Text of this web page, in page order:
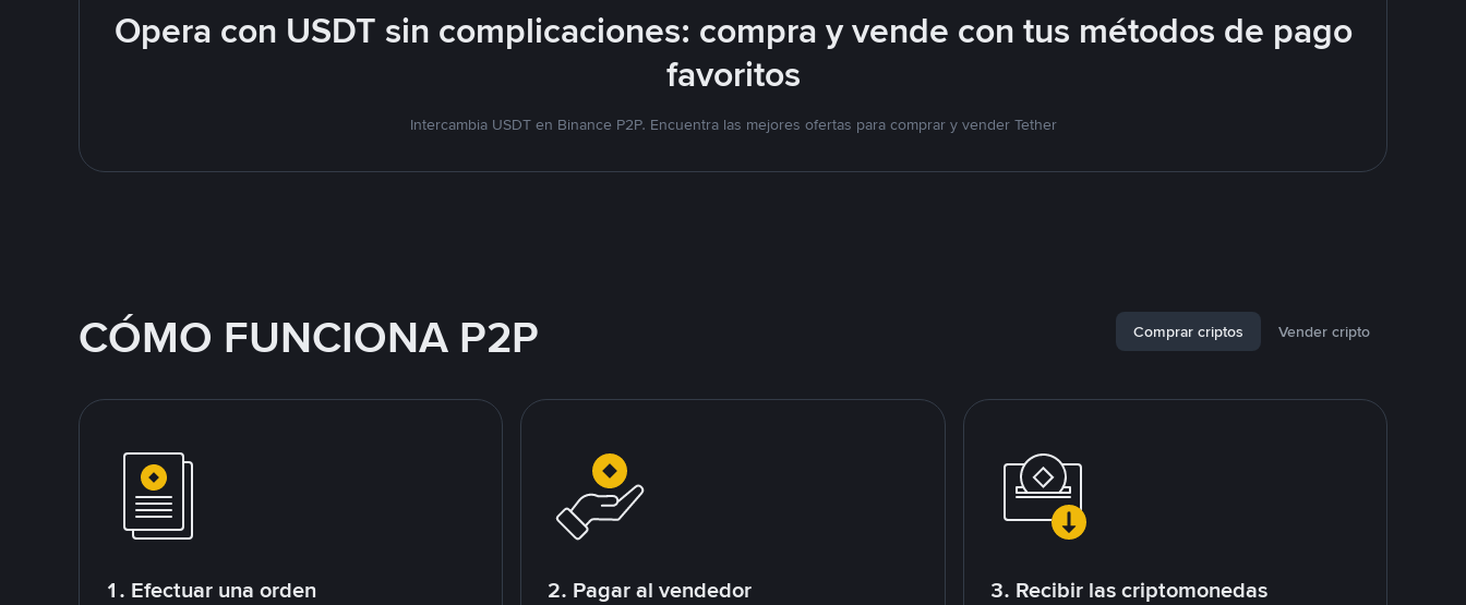
Opera con USDT sin complicaciones: compra y vende con tus métodos de pago
favoritos
Intercambia USDT en Binance P2P. Encuentra las mejores ofertas para comprar y vender Tether
CÓMO FUNCIONA P2P Comprar criptos Vender cripto
1. Efectuar una orden 2. Pagar al vendedor 3. Recibir las criptomonedas